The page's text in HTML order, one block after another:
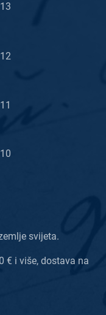
svijeta.
€ i više, dostava na